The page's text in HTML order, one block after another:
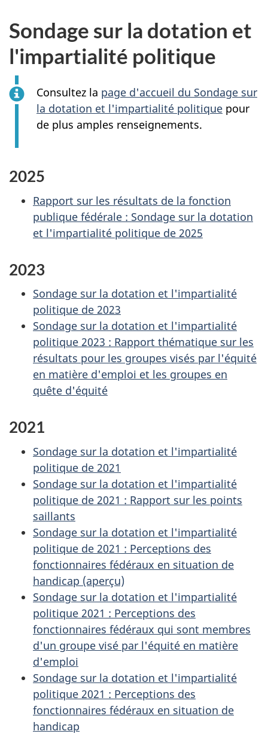
Sondage sur la dotation et
l'impartialité politique
Consultez la page d'accueil du Sondage sur
la dotation et l'impartialité politique pour
de plus amples renseignements.
2025
Rapport sur les résultats de la fonction
publique fédérale : Sondage sur la dotation
et l'impartialité politique de 2025
2023
Sondage sur la dotation et l'impartialité
politique de 2023
Sondage sur la dotation et l'impartialité
politique 2023 : Rapport thématique sur les
résultats pour les groupes visés par l'équité
en matière d'emploi et les groupes en
quête d'équité
2021
Sondage sur la dotation et l'impartialité
politique de 2021
Sondage sur la dotation et l'impartialité
politique de 2021 : Rapport sur les points
saillants
Sondage sur la dotation et l'impartialité
politique de 2021 : Perceptions des
fonctionnaires fédéraux en situation de
handicap (aperçu)
Sondage sur la dotation et l'impartialité
politique 2021 : Perceptions des
fonctionnaires fédéraux qui sont membres
d'un groupe visé par l'équité en matière
d'emploi
Sondage sur la dotation et l'impartialité
politique 2021 : Perceptions des
fonctionnaires fédéraux en situation de
handicap